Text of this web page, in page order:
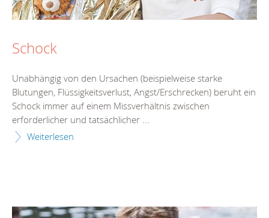
Schock
Unabhängig von den Ursachen (beispielweise starke
Blutungen, Flüssigkeitsverlust, Angst/Erschrecken) beruht ein
Schock immer auf einem Missverhältnis zwischen
erforderlicher und tatsächlicher ...
Weiterlesen